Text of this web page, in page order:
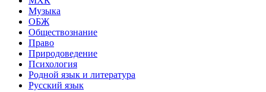
Музыка
ОБЖ
Обществознание
Право
Природоведение
Психология
Родной язык и литература
Русский язык